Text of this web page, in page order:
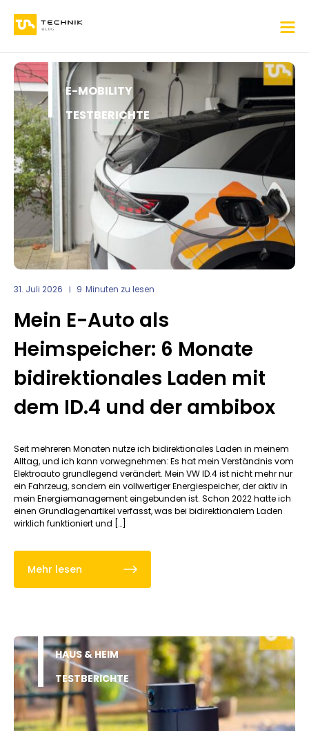
E-MOBILITY
TESTBERICHTE
31. Juli 2026 9 Minuten zu lesen
Mein E-Auto als
Heimspeicher: 6 Monate
bidirektionales Laden mit
dem ID.4 und der ambibox
Seit mehreren Monaten nutze ich bidirektionales Laden in meinem
Alltag, und ich kann vorwegnehmen: Es hat mein Verständnis vom
Elektroauto grundlegend verändert. Mein VW ID.4 ist nicht mehr nur
ein Fahrzeug, sondern ein vollwertiger Energiespeicher, der aktiv in
mein Energiemanagement eingebunden ist. Schon 2022 hatte ich
einen Grundlagenartikel verfasst, was bei bidirektionalem Laden
wirklich funktioniert und […]
Mehr lesen
HAUS & HEIM
TESTBERICHTE